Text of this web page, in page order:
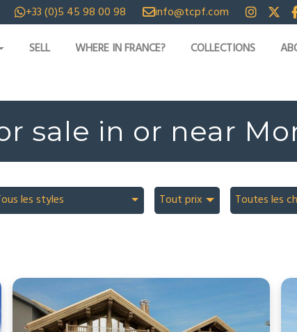
+33 (0)5 45 98 00 98 info@tcpf.com
SELL WHERE IN FRANCE? COLLECTIONS
sale in or near
les styles Tout prix Toutes les